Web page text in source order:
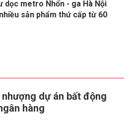
dọc metro Nhổn - ga Hà Nội
sản phẩm thứ cấp từ 60
dự án bất động
hàng